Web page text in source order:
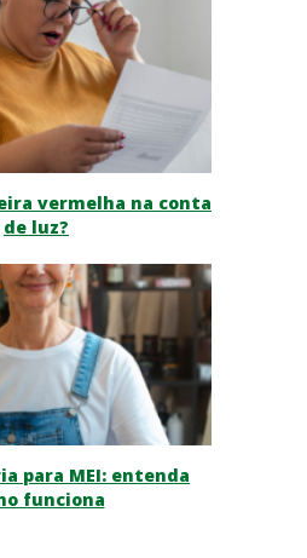
vermelha na conta
de luz?
para MEI: entenda
funciona